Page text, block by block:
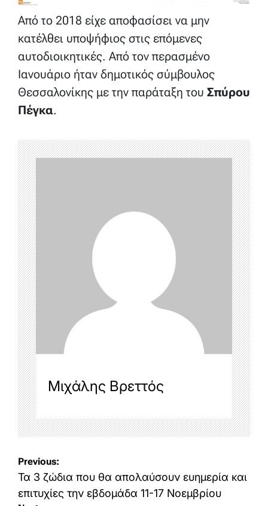
Από το 2018 είχε αποφασίσει να μην
κατέλθει υποψήφιος στις επόμενες
αυτοδιοικητικές. Από τον περασμένο
Ιανουάριο ήταν δημοτικός σύμβουλος
Θεσσαλονίκης με την παράταξη του Σπύρου
Πέγκα.
Μιχάλης Βρεττός
Post
navigation
Previous:
Τα 3 ζώδια που θα απολαύσουν ευημερία και
επιτυχίες την εβδομάδα 11-17 Νοεμβρίου